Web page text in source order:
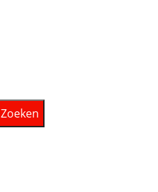
Zoeken